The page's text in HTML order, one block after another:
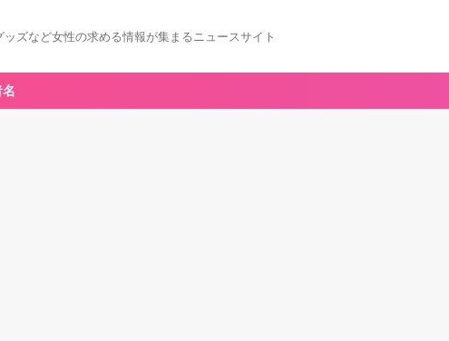
ズなど女性の求める情報が集まるニュースサイト